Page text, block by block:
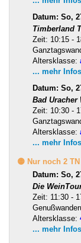
Datum: So,
Timberland
Zeit: 10:15 -
Altersklasse:
... mehr
Datum: So,
Bad
Zeit: 10:30 -
Altersklasse:
... mehr
🟡 Nur noch 2
Datum: So,
Die
Zeit: 11:30 -
Altersklasse:
... mehr